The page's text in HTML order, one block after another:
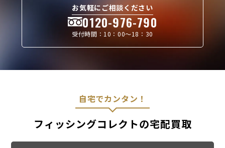
お気軽にご相談ください
0120-976-790
受付時間：10：00〜18：30
自宅でカンタン！
フィッシングコレクトの宅配買取